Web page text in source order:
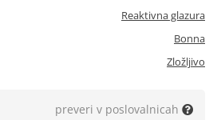
Reaktivna glazura
Bonna
Zložljivo
preveri v poslovalnicah